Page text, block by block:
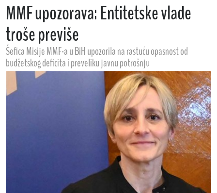
MMF upozorava: Entitetske vlade
troše previše
Šefica Misije MMF-a u BiH upozorila na rastuću opasnost od
budžetskog deficita i preveliku javnu potrošnju